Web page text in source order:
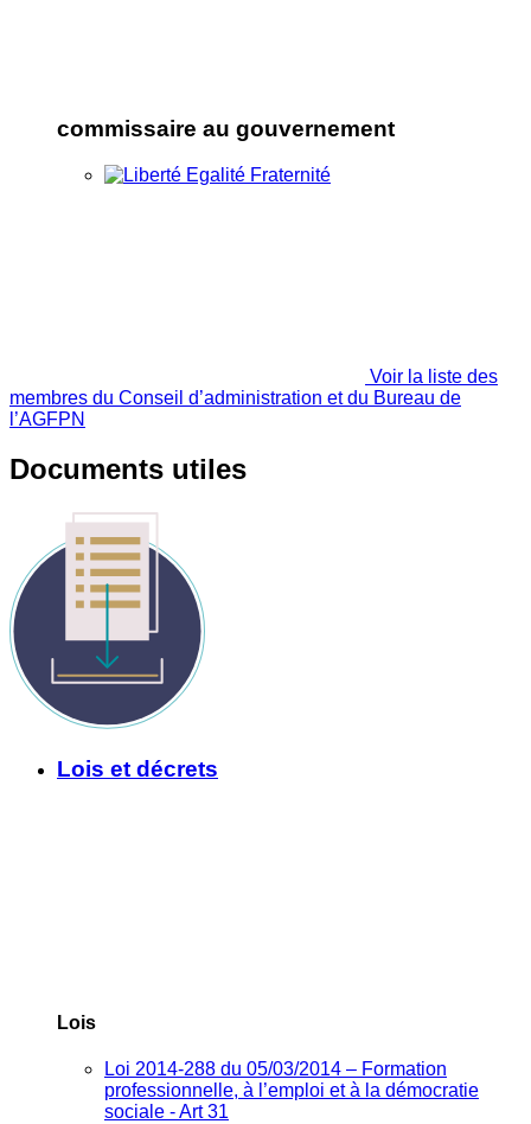
commissaire au gouvernement
Voir la liste des
membres du Conseil d’administration et du Bureau de
l’AGFPN
Documents utiles
Lois et décrets
Lois
Loi 2014-288 du 05/03/2014 – Formation
professionnelle, à l’emploi et à la démocratie
sociale - Art 31